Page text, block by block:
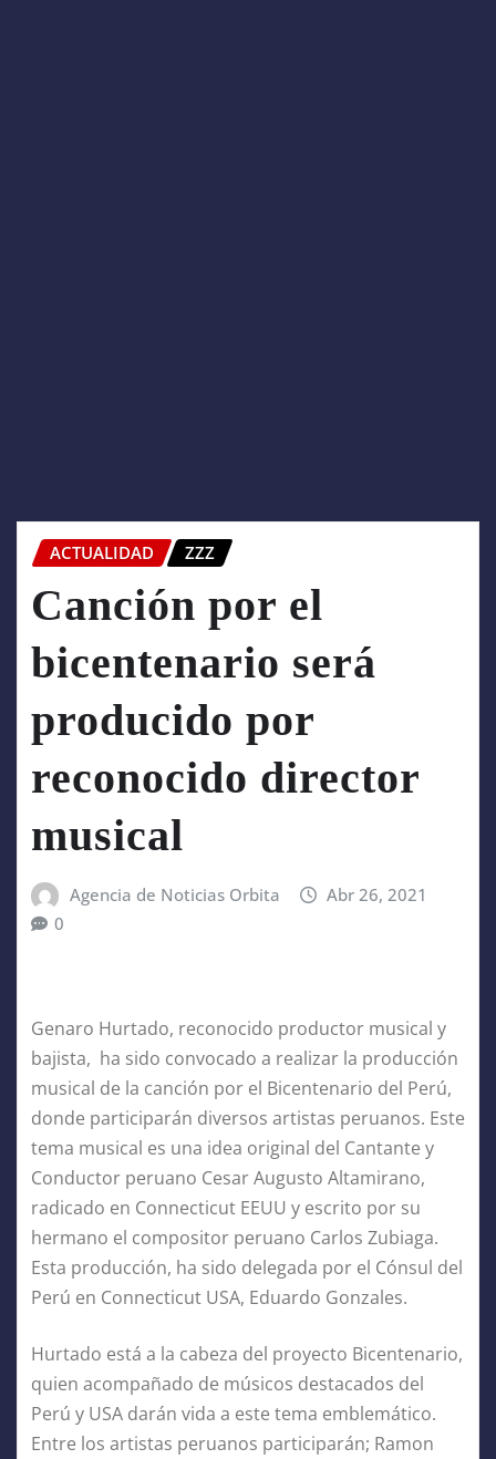
ACTUALIDAD ZZZ
Canción por el
bicentenario será
producido por
reconocido director
musical
Agencia de Noticias Orbita
Abr 26, 2021
0
Genaro Hurtado, reconocido productor musical y
bajista, ha sido convocado a realizar la producción
musical de la canción por el Bicentenario del Perú,
donde participarán diversos artistas peruanos. Este
tema musical es una idea original del Cantante y
Conductor peruano Cesar Augusto Altamirano,
radicado en Connecticut EEUU y escrito por su
hermano el compositor peruano Carlos Zubiaga.
Esta producción, ha sido delegada por el Cónsul del
Perú en Connecticut USA, Eduardo Gonzales.
Hurtado está a la cabeza del proyecto Bicentenario,
quien acompañado de músicos destacados del
Perú y USA darán vida a este tema emblemático.
Entre los artistas peruanos participarán; Ramon